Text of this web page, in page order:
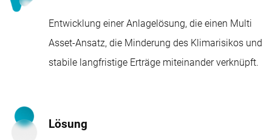
Entwicklung einer Anlagelösung, die einen Multi
Asset-Ansatz, die Minderung des Klimarisikos und
stabile langfristige Erträge miteinander verknüpft.
Lösung